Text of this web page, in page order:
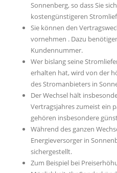
Sonnenberg, so dass Sie
kostengünstigeren
Sie können den
vornehmen . Dazu
Kundennummer.
Wer bislang seine
erhalten hat, wird von der
des Stromanbieters in
Der Wechsel hält
Vertragsjahres zumeist ein
gehören insbesondere
Während des ganzen
Energieversorger in
sichergestellt.
Zum Beispiel bei